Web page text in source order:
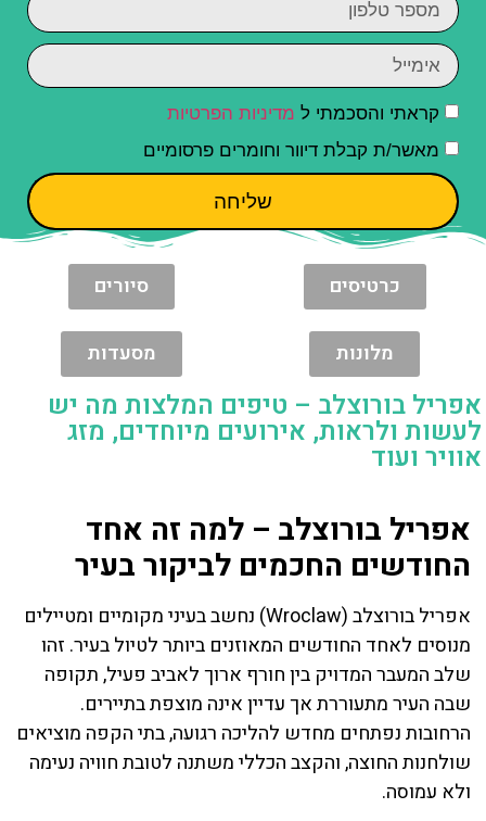
קראתי והסכמתי ל מדיניות הפרטיות
מאשר/ת קבלת דיוור וחומרים פרסומיים
שליחה
כרטיסים סיורים
מלונות מסעדות
אפריל בורוצלב – טיפים המלצות מה יש
לעשות ולראות, אירועים מיוחדים, מזג
אוויר ועוד
אפריל בורוצלב – למה זה אחד
החודשים החכמים לביקור בעיר
אפריל בורוצלב (Wroclaw) נחשב בעיני מקומיים ומטיילים
מנוסים לאחד החודשים המאוזנים ביותר לטיול בעיר. זהו
שלב המעבר המדויק בין חורף ארוך לאביב פעיל, תקופה
שבה העיר מתעוררת אך עדיין אינה מוצפת בתיירים.
הרחובות נפתחים מחדש להליכה רגועה, בתי הקפה מוציאים
שולחנות החוצה, והקצב הכללי משתנה לטובת חוויה נעימה
ולא עמוסה.